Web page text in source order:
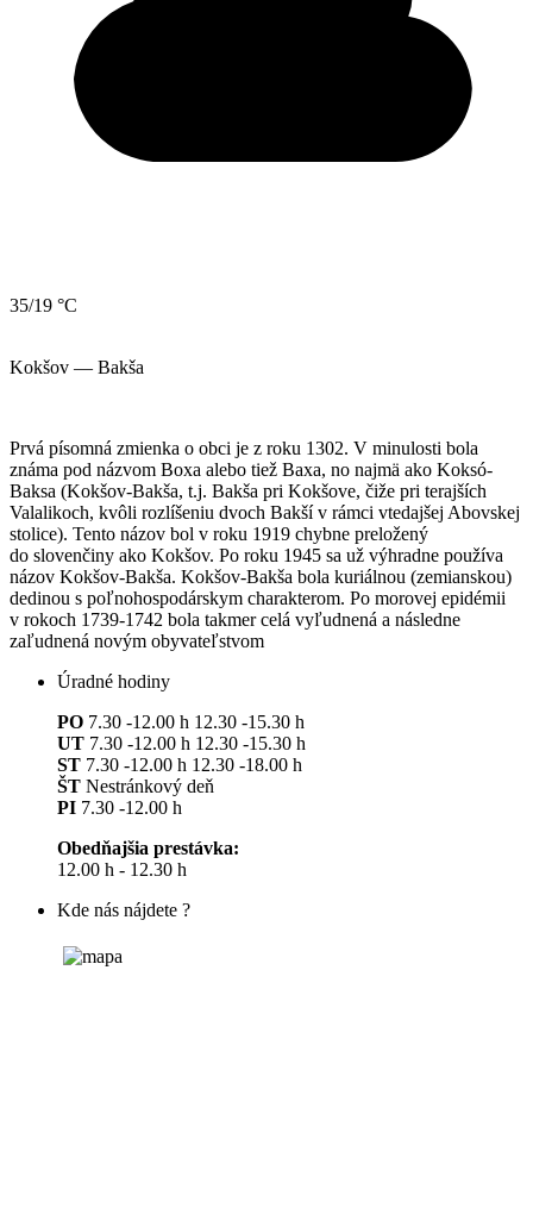
35/19 °C
Kokšov — Bakša
Prvá písomná zmienka o obci je z roku 1302. V minulosti bola
známa pod názvom Boxa alebo tiež Baxa, no najmä ako Koksó-
Baksa (Kokšov-Bakša, t.j. Bakša pri Kokšove, čiže pri terajších
Valalikoch, kvôli rozlíšeniu dvoch Bakší v rámci vtedajšej Abovskej
stolice). Tento názov bol v roku 1919 chybne preložený
do slovenčiny ako Kokšov. Po roku 1945 sa už výhradne používa
názov Kokšov-Bakša. Kokšov-Bakša bola kuriálnou (zemianskou)
dedinou s poľnohospodárskym charakterom. Po morovej epidémii
v rokoch 1739-1742 bola takmer celá vyľudnená a následne
zaľudnená novým obyvateľstvom
Úradné hodiny
PO 7.30 -12.00 h 12.30 -15.30 h
UT 7.30 -12.00 h 12.30 -15.30 h
ST 7.30 -12.00 h 12.30 -18.00 h
ŠT Nestránkový deň
PI 7.30 -12.00 h
Obedňajšia prestávka:
12.00 h - 12.30 h
Kde nás nájdete ?